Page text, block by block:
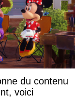
du contenu
voici